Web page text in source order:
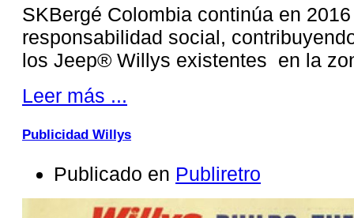
SKBergé Colombia continúa en
responsabilidad social,
los Jeep® Willys existentes en la
Leer más ...
Publicidad Willys
Publicado en Publiretro